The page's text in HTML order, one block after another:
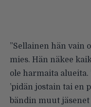
”Sellainen hän vain
mies. Hän näkee
ole harmaita alueita.
’pidän jostain tai en
bändin muut